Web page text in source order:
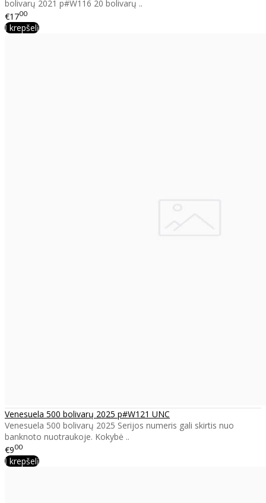
bolivarų 2021 p#W116 20 bolivarų ..
€1700
Į krepšelį
Venesuela 500 bolivarų 2025 p#W121 UNC
Venesuela 500 bolivarų 2025 Serijos numeris gali skirtis nuo
banknoto nuotraukoje. Kokybė ..
€900
Į krepšelį